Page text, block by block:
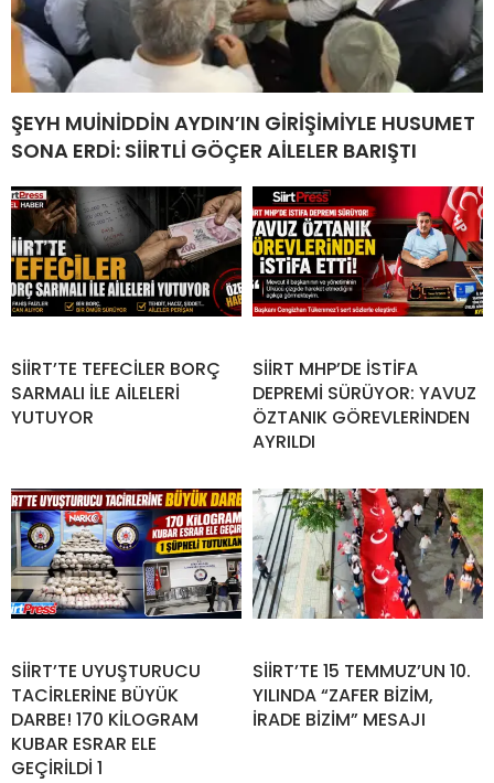
ŞEYH MUİNİDDİN AYDIN’IN GİRİŞİMİYLE HUSUMET
SONA ERDİ: SİİRTLİ GÖÇER AİLELER BARIŞTI
SİİRT’TE TEFECİLER BORÇ
SARMALI İLE AİLELERİ
YUTUYOR
SİİRT MHP’DE İSTİFA
DEPREMİ SÜRÜYOR: YAVUZ
ÖZTANIK GÖREVLERİNDEN
AYRILDI
SİİRT’TE UYUŞTURUCU
TACİRLERİNE BÜYÜK
DARBE! 170 KİLOGRAM
KUBAR ESRAR ELE
GEÇİRİLDİ 1
SİİRT’TE 15 TEMMUZ’UN 10.
YILINDA “ZAFER BİZİM,
İRADE BİZİM” MESAJI